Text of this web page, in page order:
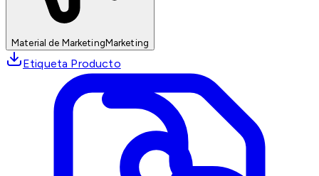
Material de MarketingMarketing
Etiqueta Producto